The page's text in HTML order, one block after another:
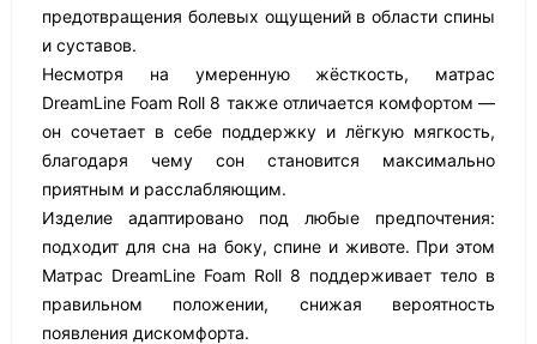
предотвращения болевых ощущений в области спины
и суставов.
Несмотря на умеренную жёсткость, матрас
DreamLine Foam Roll 8 также отличается комфортом —
он сочетает в себе поддержку и лёгкую мягкость,
благодаря чему сон становится максимально
приятным и расслабляющим.
Изделие адаптировано под любые предпочтения:
подходит для сна на боку, спине и животе. При этом
Матрас DreamLine Foam Roll 8 поддерживает тело в
правильном положении, снижая вероятность
появления дискомфорта.